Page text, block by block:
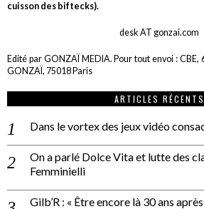
cuisson des biftecks).
desk AT gonzai.com
Edité par GONZAÏ MEDIA. Pour tout envoi :
GONZAÏ, 75018 Paris
ARTICLES RÉCENTS
Dans le vortex des jeux vidéo
On a parlé Dolce Vita et lutte des
Femminielli
Gilb’R : « Être encore là 30 ans